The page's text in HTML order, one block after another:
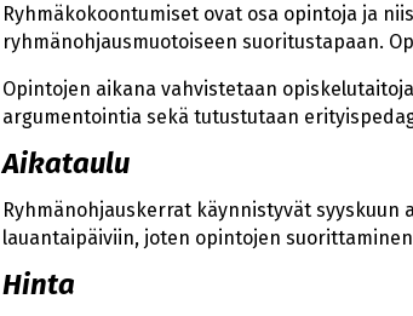
Ryhmäkokoontumiset ovat osa opintoja ja
ryhmänohjausmuotoiseen suoritustapaan.
Opintojen aikana vahvistetaan
argumentointia sekä tutustutaan
Aikataulu
Ryhmänohjauskerrat käynnistyvät
lauantaipäiviin, joten opintojen
Hinta